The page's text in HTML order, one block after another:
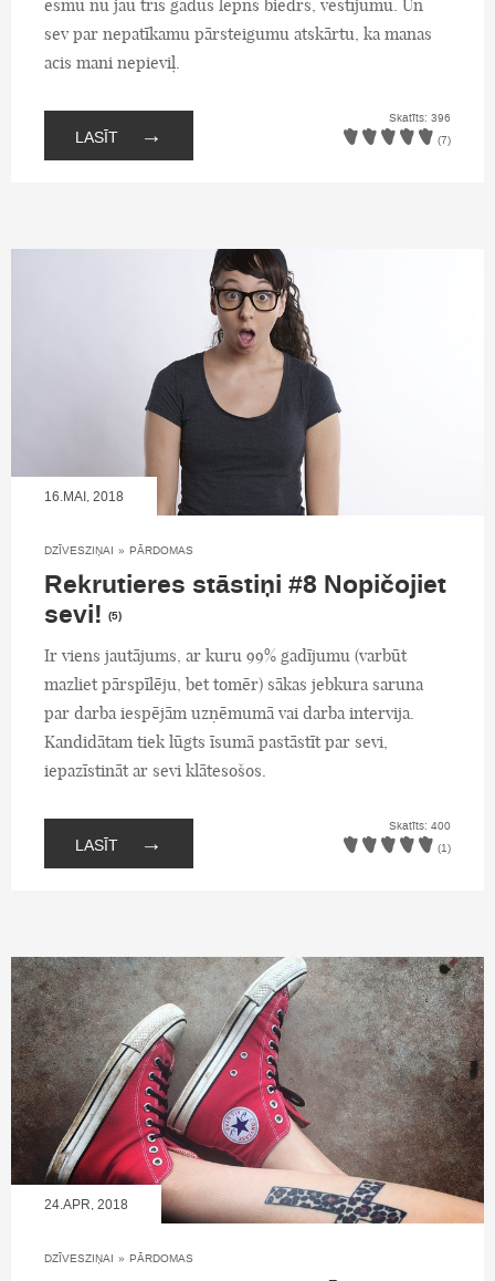
esmu nu jau trīs gadus lepns biedrs, vēstījumu. Un
sev par nepatīkamu pārsteigumu atskārtu, ka manas
acis mani nepieviļ.
LASĪT →
Skatīts: 396
(7)
16.MAI, 2018
DZĪVESZIŅAI » PĀRDOMAS
Rekrutieres stāstiņi #8 Nopičojiet
sevi! (5)
Ir viens jautājums, ar kuru 99% gadījumu (varbūt
mazliet pārspīlēju, bet tomēr) sākas jebkura saruna
par darba iespējām uzņēmumā vai darba intervija.
Kandidātam tiek lūgts īsumā pastāstīt par sevi,
iepazīstināt ar sevi klātesošos.
LASĪT →
Skatīts: 400
(1)
24.APR, 2018
DZĪVESZIŅAI » PĀRDOMAS